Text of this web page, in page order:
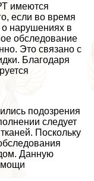
имеются
если во время
о нарушениях в
обследование
Это связано с
Благодаря
подозрения
следует
Поскольку
Данную